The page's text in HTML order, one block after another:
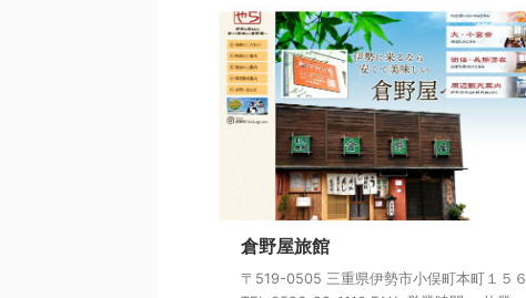
倉野屋旅館
〒519-0505 三重県伊勢市小俣町本町１５６